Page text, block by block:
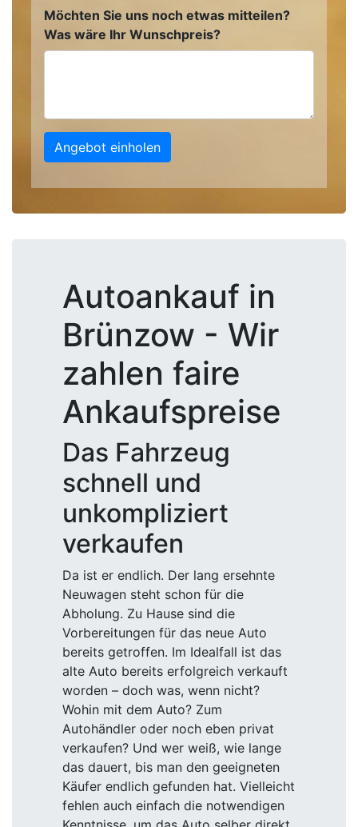
Möchten Sie uns noch etwas mitteilen?
Was wäre Ihr Wunschpreis?
Angebot einholen
Autoankauf in
Brünzow - Wir
zahlen faire
Ankaufspreise
Das Fahrzeug
schnell und
unkompliziert
verkaufen
Da ist er endlich. Der lang ersehnte
Neuwagen steht schon für die
Abholung. Zu Hause sind die
Vorbereitungen für das neue Auto
bereits getroffen. Im Idealfall ist das
alte Auto bereits erfolgreich verkauft
worden – doch was, wenn nicht?
Wohin mit dem Auto? Zum
Autohändler oder noch eben privat
verkaufen? Und wer weiß, wie lange
das dauert, bis man den geeigneten
Käufer endlich gefunden hat. Vielleicht
fehlen auch einfach die notwendigen